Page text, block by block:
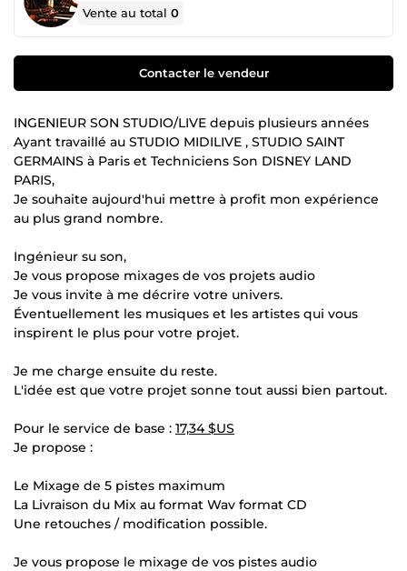
Vente au total0
Contacter le vendeur
INGENIEUR SON STUDIO/LIVE depuis plusieurs années
Ayant travaillé au STUDIO MIDILIVE , STUDIO SAINT
GERMAINS à Paris et Techniciens Son DISNEY LAND
PARIS,
Je souhaite aujourd'hui mettre à profit mon expérience
au plus grand nombre.
Ingénieur su son,
Je vous propose mixages de vos projets audio
Je vous invite à me décrire votre univers.
Éventuellement les musiques et les artistes qui vous
inspirent le plus pour votre projet.
Je me charge ensuite du reste.
L'idée est que votre projet sonne tout aussi bien partout.
Pour le service de base : 17,34 $US
Je propose :
Le Mixage de 5 pistes maximum
La Livraison du Mix au format Wav format CD
Une retouches / modification possible.
Je vous propose le mixage de vos pistes audio